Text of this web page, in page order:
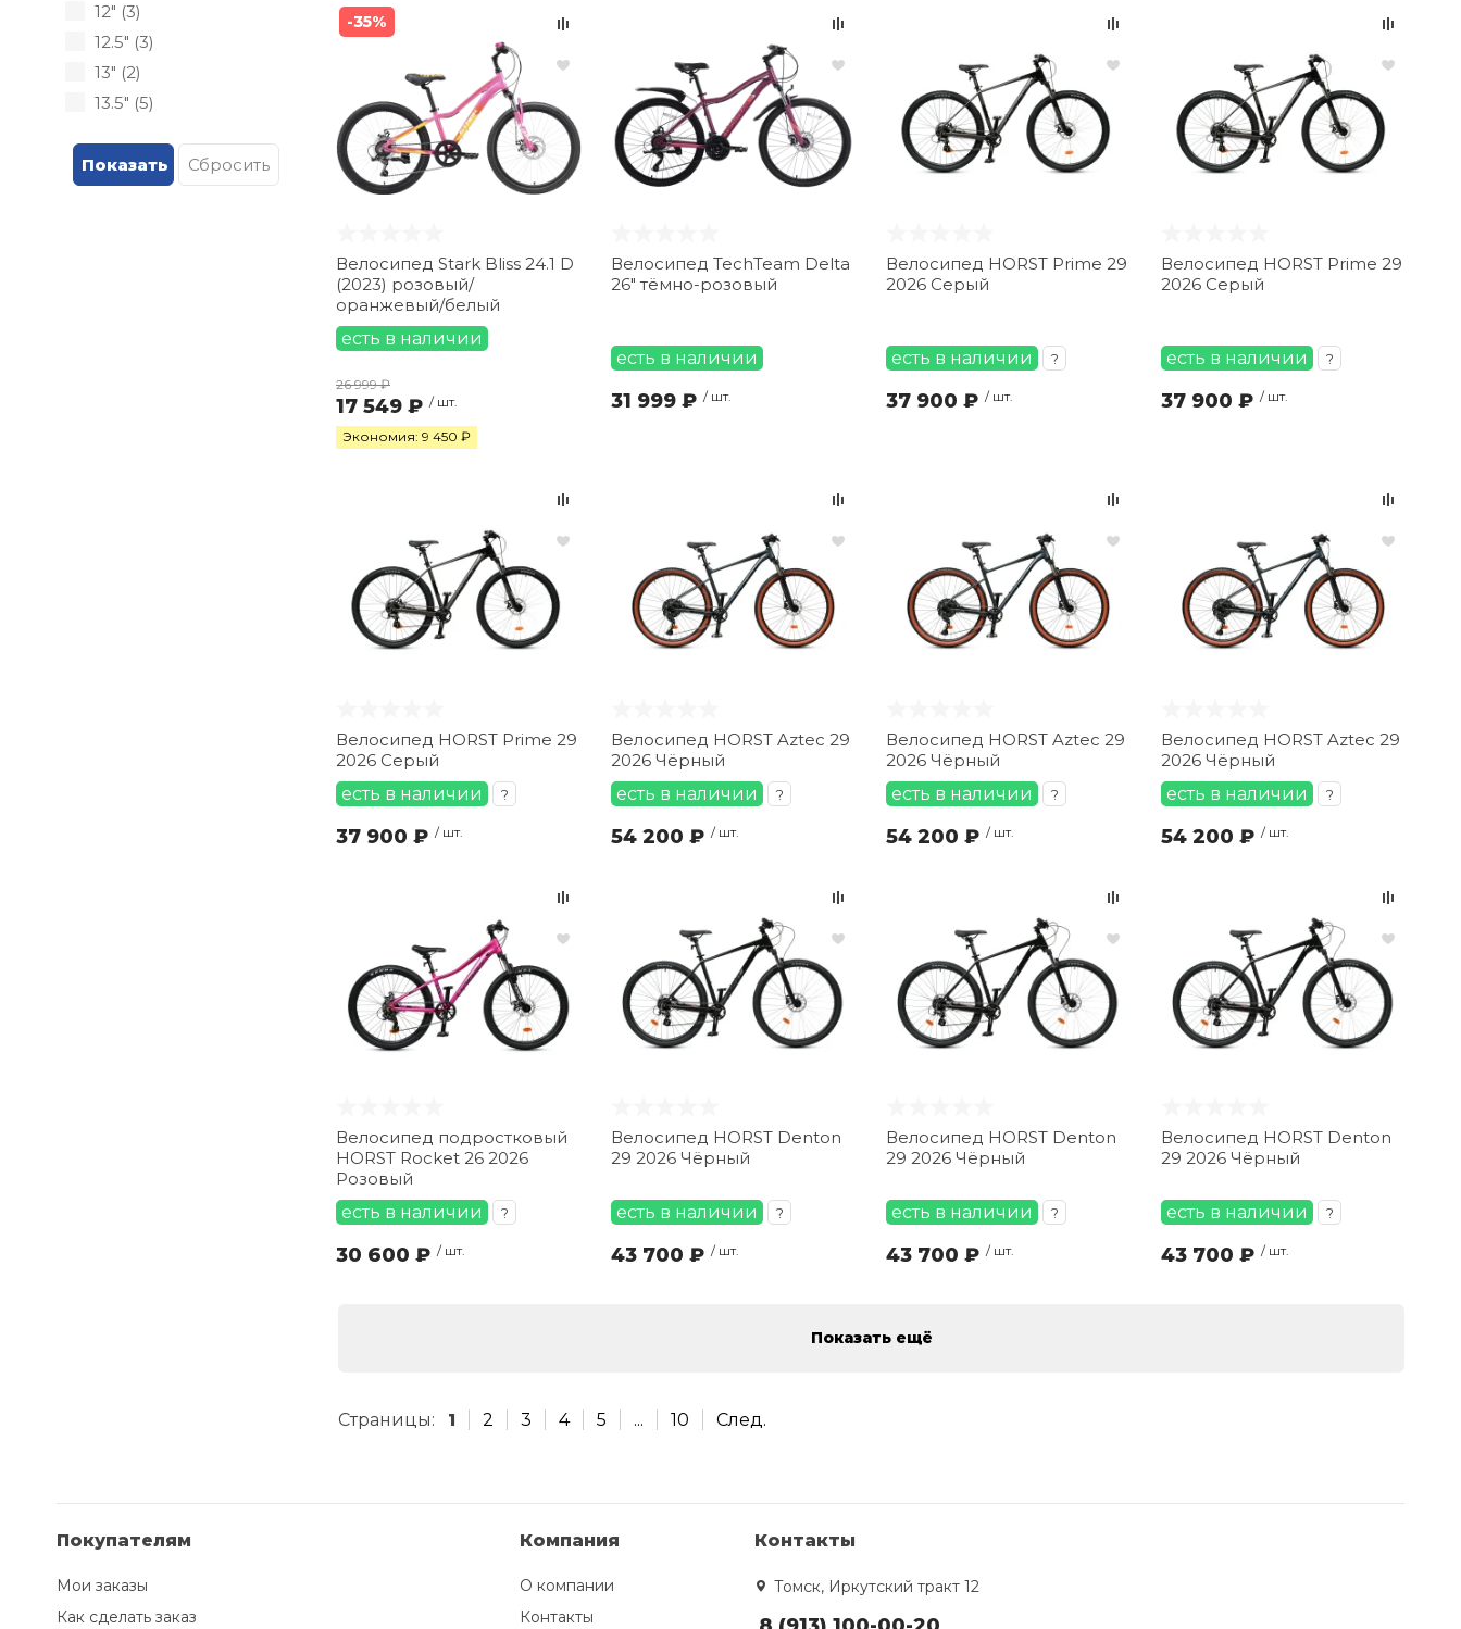
12" (3)
12.5" (3)
13" (2)
13.5" (5)
15" (3)
-35%
Велосипед Stark Bliss 24.1 D
(2023) розовый/
оранжевый/белый
есть в наличии
26 999 ₽
17 549 ₽ / шт.
Экономия: 9 450 ₽
Велосипед TechTeam Delta
26" тёмно-розовый
есть в наличии
31 999 ₽ / шт.
Велосипед HORST Prime 29
2026 Серый
есть в наличии ?
37 900 ₽ / шт.
Велосипед HORST Prime 29
2026 Серый
есть в наличии ?
37 900 ₽ / шт.
Велосипед HORST Prime 29
2026 Серый
есть в наличии
?
37 900 ₽ / шт.
Велосипед HORST Aztec 29
2026 Чёрный
есть в наличии
?
54 200 ₽ / шт.
Велосипед HORST Aztec 29
2026 Чёрный
есть в наличии
?
54 200 ₽ / шт.
Велосипед HORST Aztec 29
2026 Чёрный
есть в наличии
?
54 200 ₽ / шт.
Велосипед подростковый
HORST Rocket 26 2026
Розовый
есть в наличии
?
30 600 ₽ / шт.
Велосипед HORST Denton
29 2026 Чёрный
есть в наличии ?
43 700 ₽ / шт.
Велосипед HORST Denton
29 2026 Чёрный
есть в наличии ?
43 700 ₽ / шт.
Велосипед HORST Denton
29 2026 Чёрный
есть в наличии ?
43 700 ₽ / шт.
Показать ещё
Страницы: 1 2 3 4 5 ... 10 След.
Покупателям
Мои заказы
Как сделать заказ
Компания
О компании
Контакты
Контакты
Томск, Иркутский тракт 12